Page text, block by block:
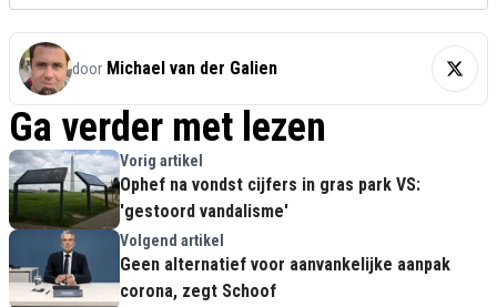
door Michael van der Galien
Ga verder met lezen
Vorig artikel
Ophef na vondst cijfers in gras park VS:
'gestoord vandalisme'
Volgend artikel
Geen alternatief voor aanvankelijke aanpak
corona, zegt Schoof